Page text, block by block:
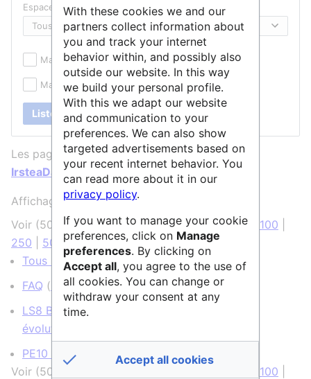
Espace de noms :
Masquer les inclusions Masquer les liens
Masquer les redirections
Lister
Les pages ci-dessous contiennent un lien vers
IrsteaData :
Affichage de 4 éléments.
Voir (50 précédentes |50 suivantes) ( 20|50 100
250
500 )
Tous les services ( ← liens)
FAQ ( ← liens)
LS8 Biologie environnementale, écologie et
évolution
PE10 Sciences du Système Terre (
Voir (50 précédentes 100
With these cookies we and our
partners collect information about
you and track your internet
behavior within, and possibly also
outside our website. In this way
we build your personal profile.
With this we adapt our website
and communication to your
preferences. We can also show
targeted advertisements based on
your recent internet behavior. You
can read more about it in our
privacy policy.
If you want to manage your cookie
preferences, click on Manage
preferences. By clicking on
Accept all, you agree to the use of
all cookies. You can change or
withdraw your consent at any
time.
Accept all cookies